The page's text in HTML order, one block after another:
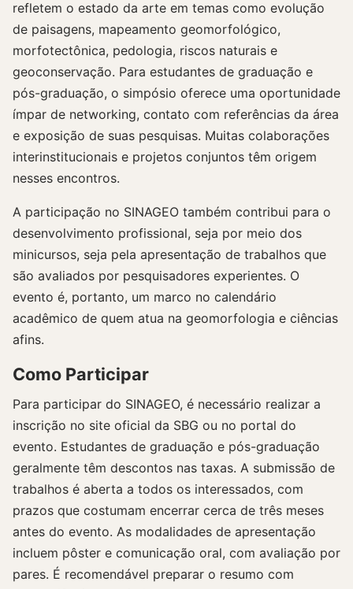
refletem o estado da arte em temas como evolução
de paisagens, mapeamento geomorfológico,
morfotectônica, pedologia, riscos naturais e
geoconservação. Para estudantes de graduação e
pós-graduação, o simpósio oferece uma oportunidade
ímpar de networking, contato com referências da área
e exposição de suas pesquisas. Muitas colaborações
interinstitucionais e projetos conjuntos têm origem
nesses encontros.
A participação no SINAGEO também contribui para o
desenvolvimento profissional, seja por meio dos
minicursos, seja pela apresentação de trabalhos que
são avaliados por pesquisadores experientes. O
evento é, portanto, um marco no calendário
acadêmico de quem atua na geomorfologia e ciências
afins.
Como Participar
Para participar do SINAGEO, é necessário realizar a
inscrição no site oficial da SBG ou no portal do
evento. Estudantes de graduação e pós-graduação
geralmente têm descontos nas taxas. A submissão de
trabalhos é aberta a todos os interessados, com
prazos que costumam encerrar cerca de três meses
antes do evento. As modalidades de apresentação
incluem pôster e comunicação oral, com avaliação por
pares. É recomendável preparar o resumo com